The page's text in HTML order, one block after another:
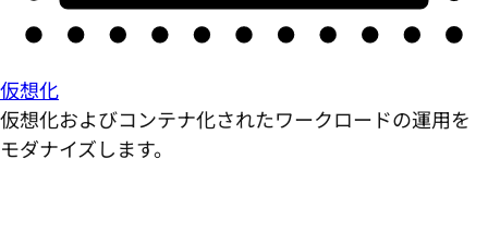
仮想化
仮想化およびコンテナ化されたワークロードの運用を
モダナイズします。